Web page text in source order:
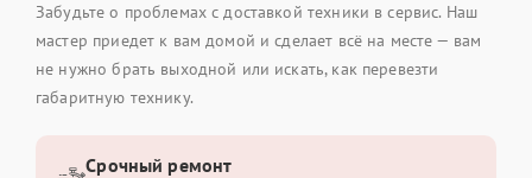
Забудьте о проблемах с доставкой техники в сервис. Наш
мастер приедет к вам домой и сделает всё на месте — вам
не нужно брать выходной или искать, как перевезти
габаритную технику.
Срочный ремонт